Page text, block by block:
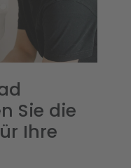
Sie die
Ihre